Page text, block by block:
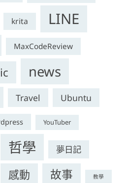
krita LINE
MaxCodeReview
news
Travel Ubuntu
YouTuber
哲學 夢日記
感動 故事 教學